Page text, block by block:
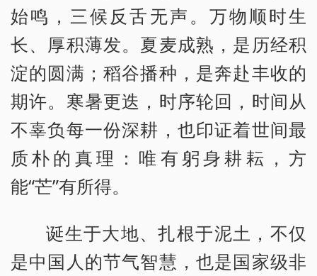
始鸣，三候反舌无声。万物顺时生
长、厚积薄发。夏麦成熟，是历经积
淀的圆满；稻谷播种，是奔赴丰收的
期许。寒暑更迭，时序轮回，时间从
不辜负每一份深耕，也印证着世间最
质朴的真理：唯有躬身耕耘，方
能“芒”有所得。
诞生于大地、扎根于泥土，不仅
是中国人的节气智慧，也是国家级非